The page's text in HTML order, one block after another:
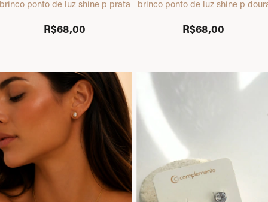
ponto de luz shine p prata
R$68,00
brinco ponto de luz shine p
R$68,00